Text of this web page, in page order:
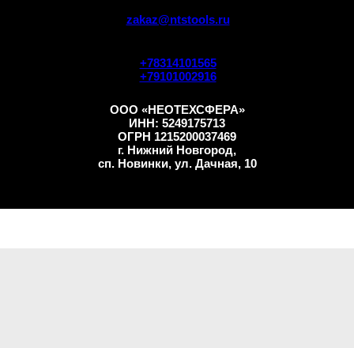
+78314101565
+79101002916
zakaz@ntstools.ru
ООО «НЕОТЕХСФЕРА»
ИНН: 5249175713
ОГРН 1215200037469
г. Нижний Новгород,
сп. Новинки, ул. Дачная, 10